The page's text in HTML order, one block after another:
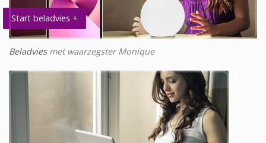
Start beladvies +
Beladviesmet waarzegster Monique